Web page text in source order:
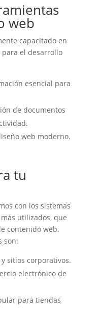
web
capacitado en
para el desarrollo
esencial para
de documentos
web moderno.
tu
con los sistemas
utilizados, que
contenido web.
son:
sitios corporativos.
electrónico de
para tiendas